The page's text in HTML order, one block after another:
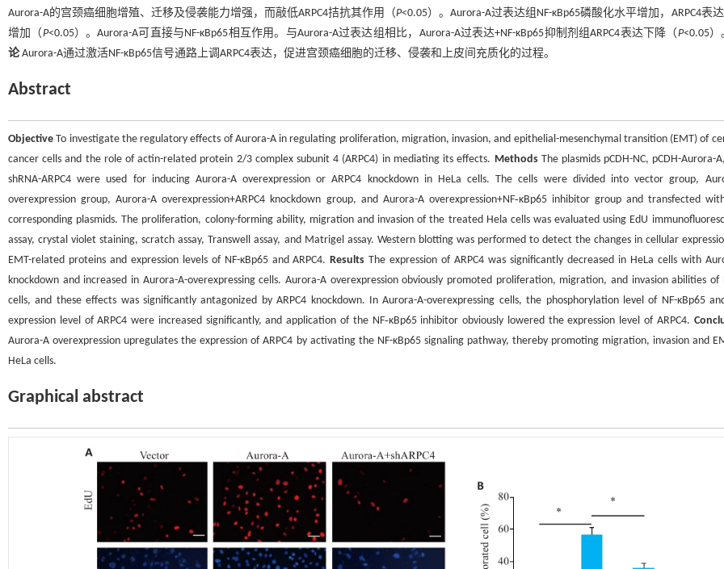
Aurora-A的宫颈癌细胞增殖、迁移及侵袭能力增强，而敲低ARPC4拮抗其作用（P<0.05）。Aurora-A过表达组NF-κBp65磷酸化水平增加，ARPC4表
增加（P<0.05）。Aurora-A可直接与NF-κBp65相互作用。与Aurora-A过表达组相比，Aurora-A过表达+NF-κBp65抑制剂组ARPC4表达下降（P<0.05）
论Aurora-A通过激活NF-κBp65信号通路上调ARPC4表达，促进宫颈癌细胞的迁移、侵袭和上皮间充质化的过程。
Abstract
Objective To investigate the regulatory effects of Aurora-A in regulating proliferation, migration, invasion, and epithelial-mesenchymal transition (EMT) of
cancer cells and the role of actin-related protein 2/3 complex subunit 4 (ARPC4) in mediating its effects. MethodsThe plasmids pCDH-NC, pCDH-Aurora-
shRNA-ARPC4 were used for inducing Aurora-A overexpression or ARPC4 knockdown in HeLa cells. The cells were divided into vector group,
overexpression group, Aurora-A overexpression+ARPC4 knockdown group, and Aurora-A overexpression+NF‑κBp65 inhibitor group and transfected
corresponding plasmids. The proliferation, colony-forming ability, migration and invasion of the treated Hela cells was evaluated using EdU
assay, crystal violet staining, scratch assay, Transwell assay, and Matrigel assay. Western blotting was performed to detect the changes in cellular
EMT-related proteins and expression levels of NF-κBp65 and ARPC4.Results The expression of ARPC4 was significantly decreased in HeLa cells with
knockdown and increased in Aurora-A-overexpressing cells. Aurora-A overexpression obviously promoted proliferation, migration, and invasion abilities of
cells, and these effects was significantly antagonized by ARPC4 knockdown. In Aurora-A-overexpressing cells, the phosphorylation level of NF-κBp65
expression level of ARPC4 were increased significantly, and application of the NF‑κBp65 inhibitor obviously lowered the expression level of ARPC4.
Aurora-A overexpression upregulates the expression of ARPC4 by activating the NF-κBp65 signaling pathway, thereby promoting migration, invasion and
HeLa cells.
Graphical abstract